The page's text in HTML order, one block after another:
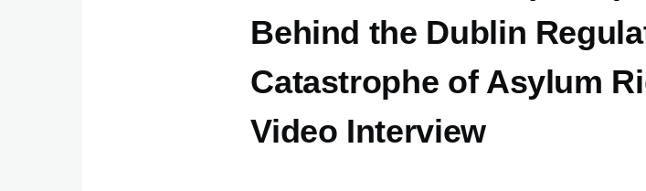
Behind the Dublin
Catastrophe of Asylum
Video Interview